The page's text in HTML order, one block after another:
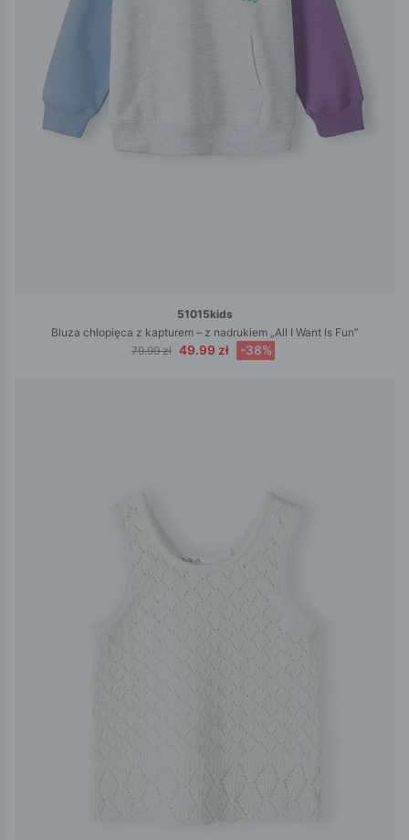
51015kids
Bluza chłopięca z kapturem – z nadrukiem „All I Want Is Fun”
79.99 zł 49.99 zł -38%